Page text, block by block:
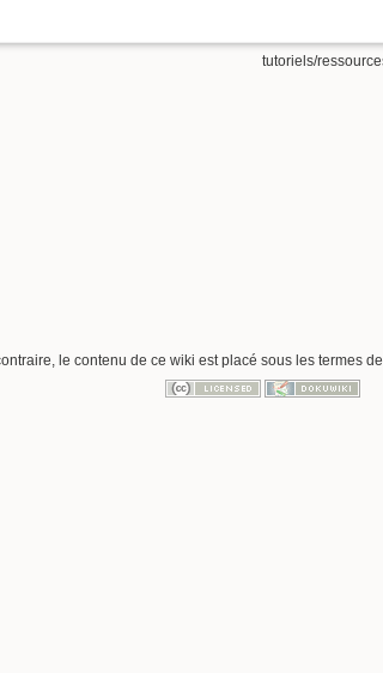
tutoriels/
le contenu de ce wiki est placé sous les termes